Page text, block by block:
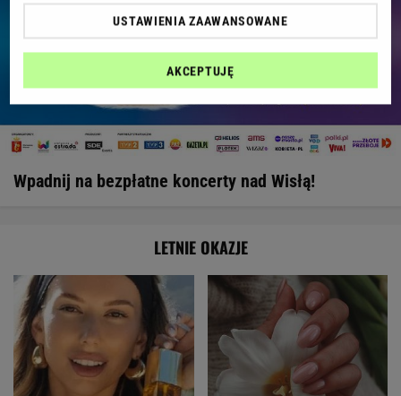
Wpadnij na bezpłatne koncerty nad Wisłą!
LETNIE OKAZJE
USTAWIENIA ZAAWANSOWANE
AKCEPTUJĘ